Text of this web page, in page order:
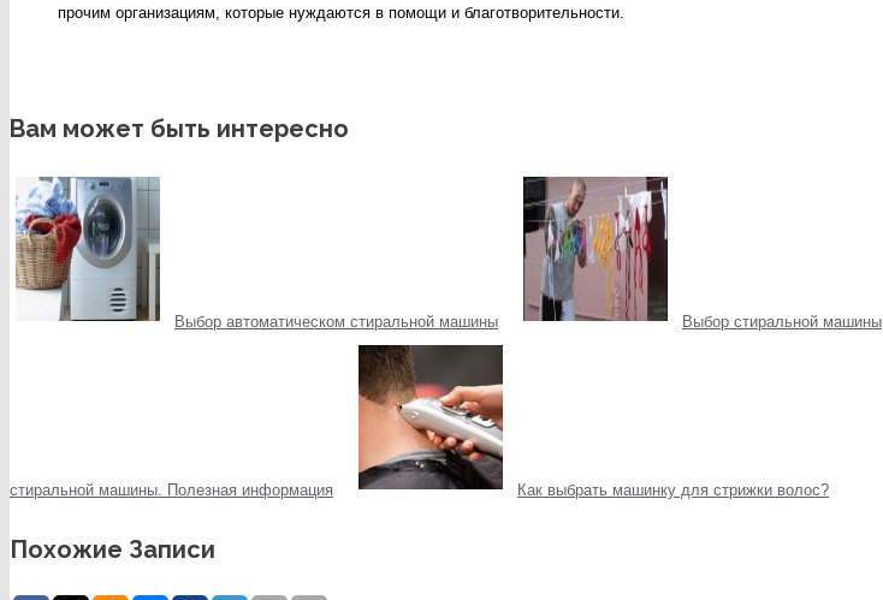
прочим организациям, которые нуждаются в помощи и благотворительности.
Вам может быть интересно
Выбор автоматическом стиральной машины Выбор стиральной машины
стиральной машины. Полезная информация Как выбрать машинку для стрижки волос?
Похожие Записи